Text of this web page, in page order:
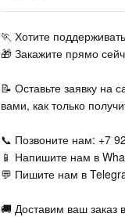
🏃‍ Хотите
🎁 Закажите прямо
📝 Оставьте заявку на
вами, как только
📞 Позвоните нам: +7
📱 Напишите нам в
💬 Пишите нам в
🚚 Доставим ваш заказ